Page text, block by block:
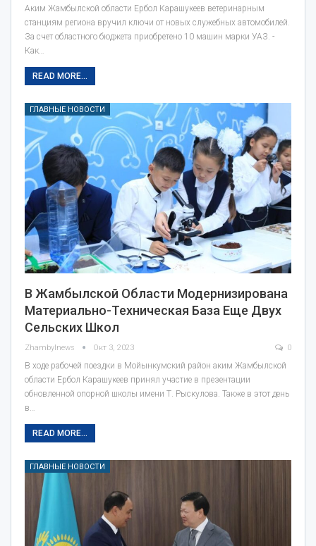
Аким Жамбылской области Ербол Карашукеев ветеринарным
станциям региона вручил ключи от новых служебных автомобилей.
За счет областного бюджета приобретено 10 машин марки УАЗ. -
Как…
READ MORE...
ГЛАВНЫЕ НОВОСТИ
В Жамбылской Области Модернизирована
Материально-Техническая База Еще Двух
Сельских Школ
Zhambylnews Окт 3, 2023 0
В ходе рабочей поездки в Мойынкумский район аким Жамбылской
области Ербол Карашукеев принял участие в презентации
обновленной опорной школы имени Т. Рыскулова. Также в этот день
в…
READ MORE...
ГЛАВНЫЕ НОВОСТИ